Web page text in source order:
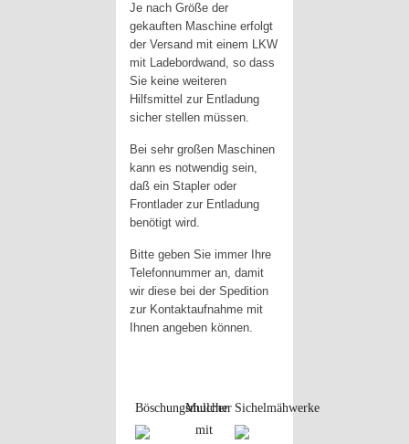
Je nach Größe der
gekauften Maschine erfolgt
der Versand mit einem LKW
mit Ladebordwand, so dass
Sie keine weiteren
Hilfsmittel zur Entladung
sicher stellen müssen.
Bei sehr großen Maschinen
kann es notwendig sein,
daß ein Stapler oder
Frontlader zur Entladung
benötigt wird.
Bitte geben Sie immer Ihre
Telefonnummer an, damit
wir diese bei der Spedition
zur Kontaktaufnahme mit
Ihnen angeben können.
Böschungsmulcher
Mulcher
mit
Sichelmähwerke